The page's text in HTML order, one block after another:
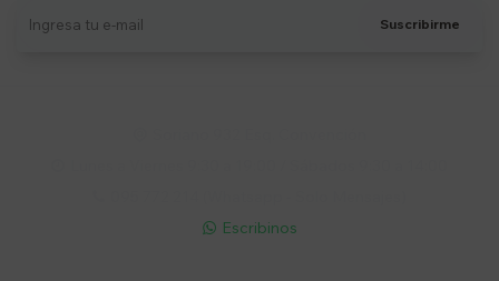
Suscribirme
 Escribinos